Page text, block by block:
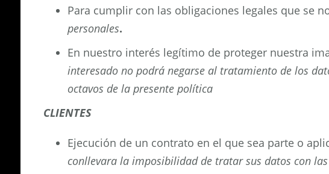
Para cumplir con las obligaciones legales que se
personales.
En nuestro interés legítimo de proteger nuestra
interesado no podrá negarse al tratamiento de los
octavos de la presente política
CLIENTES
Ejecución de un contrato en el que sea parte o
conllevara la imposibilidad de tratar sus datos con